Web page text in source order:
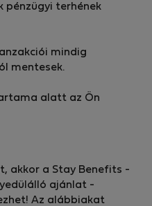
pénzügyi terhének
mindig
mentesek.
alatt az Ön
akkor a Stay Benefits -
ajánlat -
Az alábbiakat